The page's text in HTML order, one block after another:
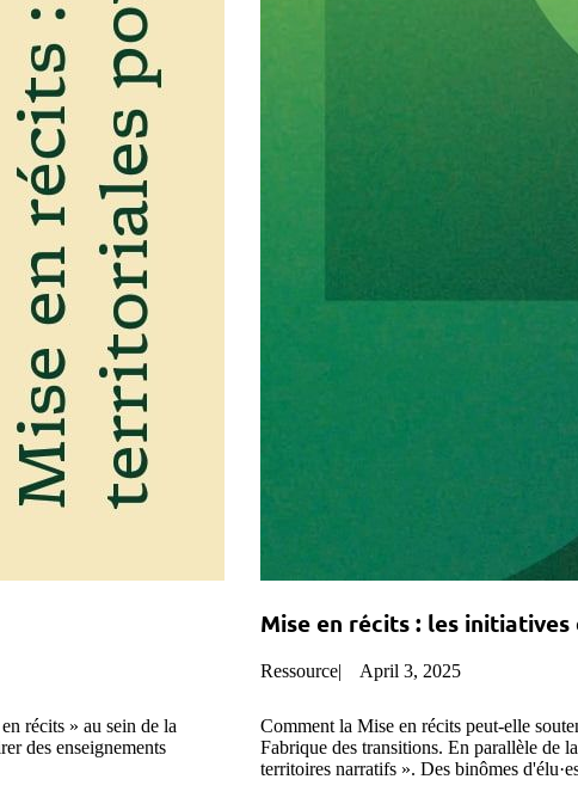
récits » au sein de la
des enseignements
Mise en récits : les
Ressource| April 3, 2025
Comment la Mise en récits peut-elle
Fabrique des transitions. En parallèle de
territoires narratifs ». Des binômes